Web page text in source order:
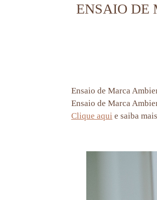
ENSAIO DE
Ensaio de Marca
Ensaio de Marca
Clique aqui e saiba